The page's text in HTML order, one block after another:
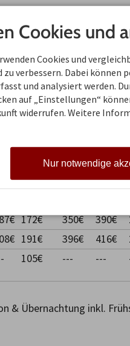
Saison 1
08.11. - 18.12.2026
04.04 - 30.04.2027
7 ÜN
So-
Do
Do-
So
176€ 156,04€ 175€ 195€
172€ 350€ 390€
191€ 396€ 416€
105€ --- ---
& Übernachtung inkl.
Cookies und
Cookies und
verbessern. Dabei können
und analysiert werden.
auf „Einstellungen“
widerrufen. Weitere
Nur notwendige